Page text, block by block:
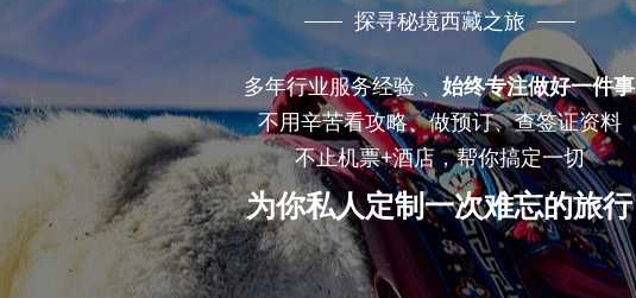
探寻秘境西藏之旅
多年行业服务经验 、 始终专注做好一件事
不用辛苦看攻略、做预订、查签证资料
不止机票+酒店，帮你搞定一切
为你私人定制一次难忘的旅行